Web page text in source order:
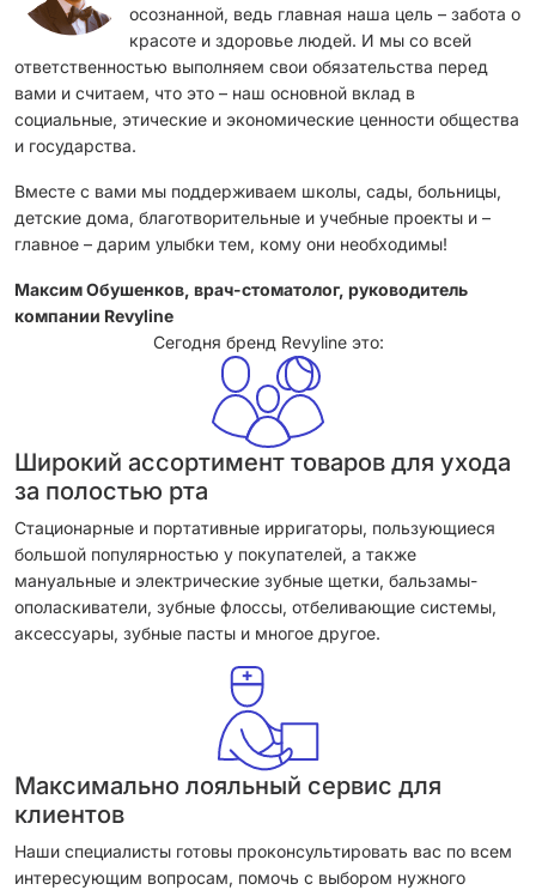
осознанной, ведь главная наша цель – забота о
красоте и здоровье людей. И мы со всей
ответственностью выполняем свои обязательства перед
вами и считаем, что это – наш основной вклад в
социальные, этические и экономические ценности общества
и государства.
Вместе с вами мы поддерживаем школы, сады, больницы,
детские дома, благотворительные и учебные проекты и –
главное – дарим улыбки тем, кому они необходимы!
Максим Обушенков, врач-стоматолог, руководитель
компании Revyline
Сегодня бренд Revyline это:
Широкий ассортимент товаров для ухода
за полостью рта
Стационарные и портативные ирригаторы, пользующиеся
большой популярностью у покупателей, а также
мануальные и электрические зубные щетки, бальзамы-
ополаскиватели, зубные флоссы, отбеливающие системы,
аксессуары, зубные пасты и многое другое.
Максимально лояльный сервис для
клиентов
Наши специалисты готовы проконсультировать вас по всем
интересующим вопросам, помочь с выбором нужного